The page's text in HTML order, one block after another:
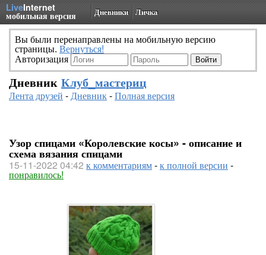
LiveInternet
мобильная версия Дневники Личка
Вы были перенаправлены на мобильную версию
страницы. Вернуться!
Авторизация
Дневник Клуб_мастериц
Лента друзей -Дневник-Полная версия
Узор спицами «Королевские косы» - описание и
схема вязания спицами
15-11-2022 04:42 к комментариям-к полной версии -
понравилось!